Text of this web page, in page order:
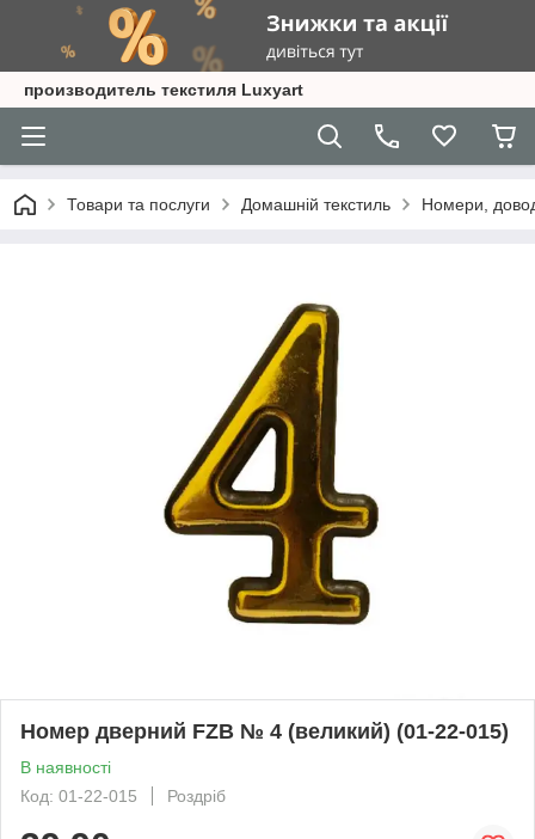
производитель текстиля Luxyart
Товари та послуги Домашній текстиль Номери,
Номер дверний FZB № 4 (великий) (01-22-015)
В наявності
Код: 01-22-015
Роздріб